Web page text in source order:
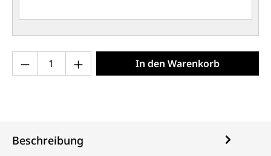
Produkt Anzahl: Gib den gewünschten
In den Warenkorb
Beschreibung